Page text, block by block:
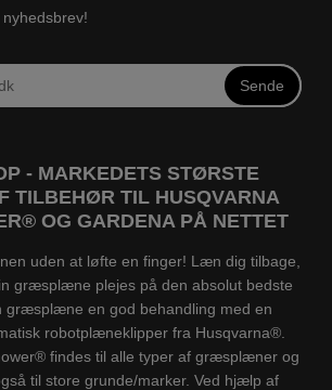
Sende
- MARKEDETS STØRSTE
TILBEHØR TIL HUSQVARNA
OG GARDENA PÅ NETTET
uden at løfte en finger! Læn dig tilbage,
græsplæne plejes på den absolut bedste
græsplæne en god behandling med en
robotplæneklipper fra Husqvarna®.
findes til alle typer af græsplæner og
til store grunde/marker. Ved hjælp af